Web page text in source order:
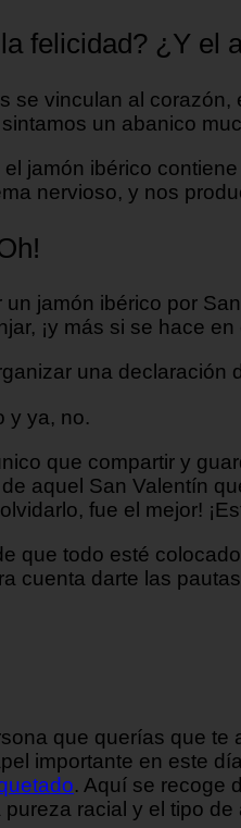
felicidad? ¿Y el
vinculan al
un abanico
jamón ibérico
nervioso, y nos
jamón ibérico por
¡y más si se hace
una declaración
y ya, no.
que compartir y
aquel San Valentín
fue el mejor!
que todo esté
cuenta darte las
que querías que
importante en este
. Aquí se recoge
racial y el tipo